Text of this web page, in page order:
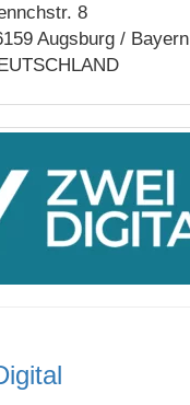
8
Augsburg / Bayern